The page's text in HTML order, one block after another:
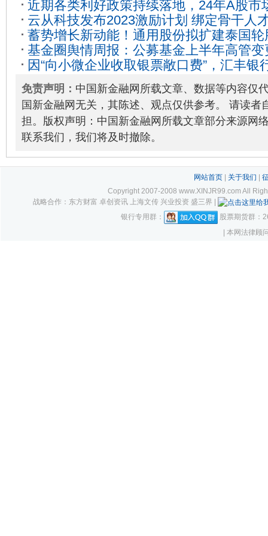
近期各类利好政策持续落地，24年A股市
证国有企业红利ETF（159515）今日下
云从科技发布2023激励计划 绑定骨干人
质成长2023-10-03
蓄势增长新动能！通用股份拟扩建泰国
09-06
基金圈舆情周报：公募基金上半年高管
老牌基金迎新“掌门”2023-07-07
因“向小微企业收取银票敞口费”，汇丰银
元2023-12-14
免责声明： 中国新金融网所载文章、数据等内容仅
国新金融网无关，其陈述、观点仅供参考。 请读者
担。版权声明：中国新金融网所载文章部分来源网
联系我们，我们将及时撤除。
网站首页| 关于我们
Copyright 2007-2008 www.XINJR99.com All
战略合作：东方财富 卓创资讯 上海文传 兴业投资 盛三界 |
银行专用群：
股票期货群：
| 本网法律顾